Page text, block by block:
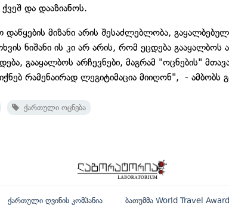
და დააზიანოს.
დაწყების მიზანი არის შესაძლებლობა,
ნიშანი ის კი არ არის, რომ ეცდება
გააყალბოს არჩევნები, მაგრამ "ოცნების"
რამენაირად ლეგიტიმაცია მიიღონ", - ამბობს
ქართული ოცნება
ქართული ღვინის კომპანია
ბათუმმა World Travel